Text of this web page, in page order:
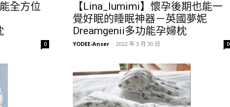
全方位
0
【Lina_lumimi】懷孕後期也能一
覺好眠的睡眠神器－英國夢妮
Dreamgenii多功能孕婦枕
YODEE-Anser - 2022 年 3 月 30 日 0